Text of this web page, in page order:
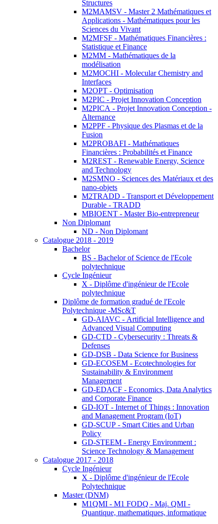
Structures
M2MAMSV - Master 2 Mathématiques et
Applications - Mathématiques pour les
Sciences du Vivant
M2MFSF - Mathématiques Financières :
Statistique et Finance
M2MM - Mathématiques de la
modélisation
M2MOCHI - Molecular Chemistry and
Interfaces
M2OPT - Optimisation
M2PIC - Projet Innovation Conception
M2PICA - Projet Innovation Conception -
Alternance
M2PPF - Physique des Plasmas et de la
Fusion
M2PROBAFI - Mathématiques
Financières : Probabilités et Finance
M2REST - Renewable Energy, Science
and Technology
M2SMNO - Sciences des Matériaux et des
nano-objets
M2TRADD - Transport et Développement
Durable - TRADD
MBIOENT - Master Bio-entrepreneur
Non Diplomant
ND - Non Diplomant
Catalogue 2018 - 2019
Bachelor
BS - Bachelor of Science de l'Ecole
polytechnique
Cycle Ingénieur
X - Diplôme d'ingénieur de l'Ecole
polytechnique
Diplôme de formation gradué de l'Ecole
Polytechnique -MSc&T
GD-AIAVC - Artificial Intelligence and
Advanced Visual Computing
GD-CTD - Cybersecurity : Threats &
Defenses
GD-DSB - Data Science for Business
GD-ECOSEM - Ecotechnologies for
Sustainability & Environment
Management
GD-EDACF - Economics, Data Analytics
and Corporate Finance
GD-IOT - Internet of Things : Innovation
and Management Program (IoT)
GD-SCUP - Smart Cities and Urban
Policy
GD-STEEM - Energy Environment :
Science Technology & Management
Catalogue 2017 - 2018
Cycle Ingénieur
X - Diplôme d'ingénieur de l'Ecole
Polytechnique
Master (DNM)
M1QMI - M1 FODQ - Maj. QMI -
Quantique, mathematiques, informatique